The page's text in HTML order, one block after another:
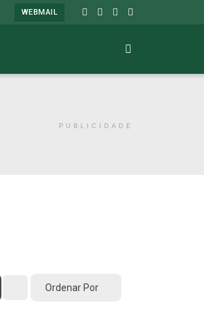
WEBMAIL
PUBLICIDADE
Ordenar Por